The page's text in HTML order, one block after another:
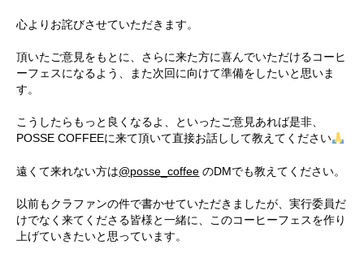
心よりお詫びさせていただきます。
頂いたご意見をもとに、さらに来た方に喜んでいただけるコーヒ
ーフェスになるよう、また次回に向けて準備をしたいと思いま
す。
こうしたらもっと良くなるよ、といったご意見あれば是非、
POSSE COFFEEに来て頂いて直接お話しして教えてください
遠くて来れない方は@posse_coffee のDMでも教えてください。
以前もクラファンの件で書かせていただきましたが、実行委員だ
けでなく来てくださる皆様と一緒に、このコーヒーフェスを作り
上げていきたいと思っています。